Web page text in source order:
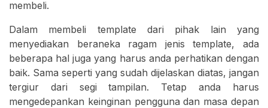
membeli.
Dalam membeli template dari pihak lain yang
menyediakan beraneka ragam jenis template, ada
beberapa hal juga yang harus anda perhatikan dengan
baik. Sama seperti yang sudah dijelaskan diatas, jangan
tergiur dari segi tampilan. Tetap anda harus
mengedepankan keinginan pengguna dan masa depan